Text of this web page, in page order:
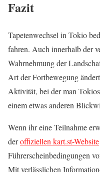
Fazit
Tapetenwechsel in Tokio
fahren. Auch innerhalb der
Wahrnehmung der
Art der Fortbewegung
Aktivität, bei der man
einem etwas anderen
Wenn ihr eine Teilnahme
deroffiziellen kart.st-Website
Führerscheinbedingungen
Mit verlässlichen